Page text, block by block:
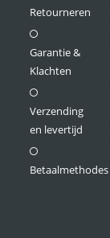
Retourneren
Garantie &
Klachten
Verzending
en levertijd
Betaalmethodes